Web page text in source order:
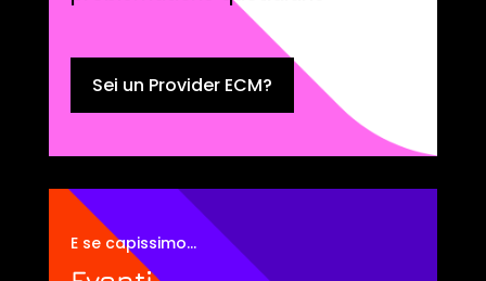
Sei un Provider ECM?
E se capissimo…